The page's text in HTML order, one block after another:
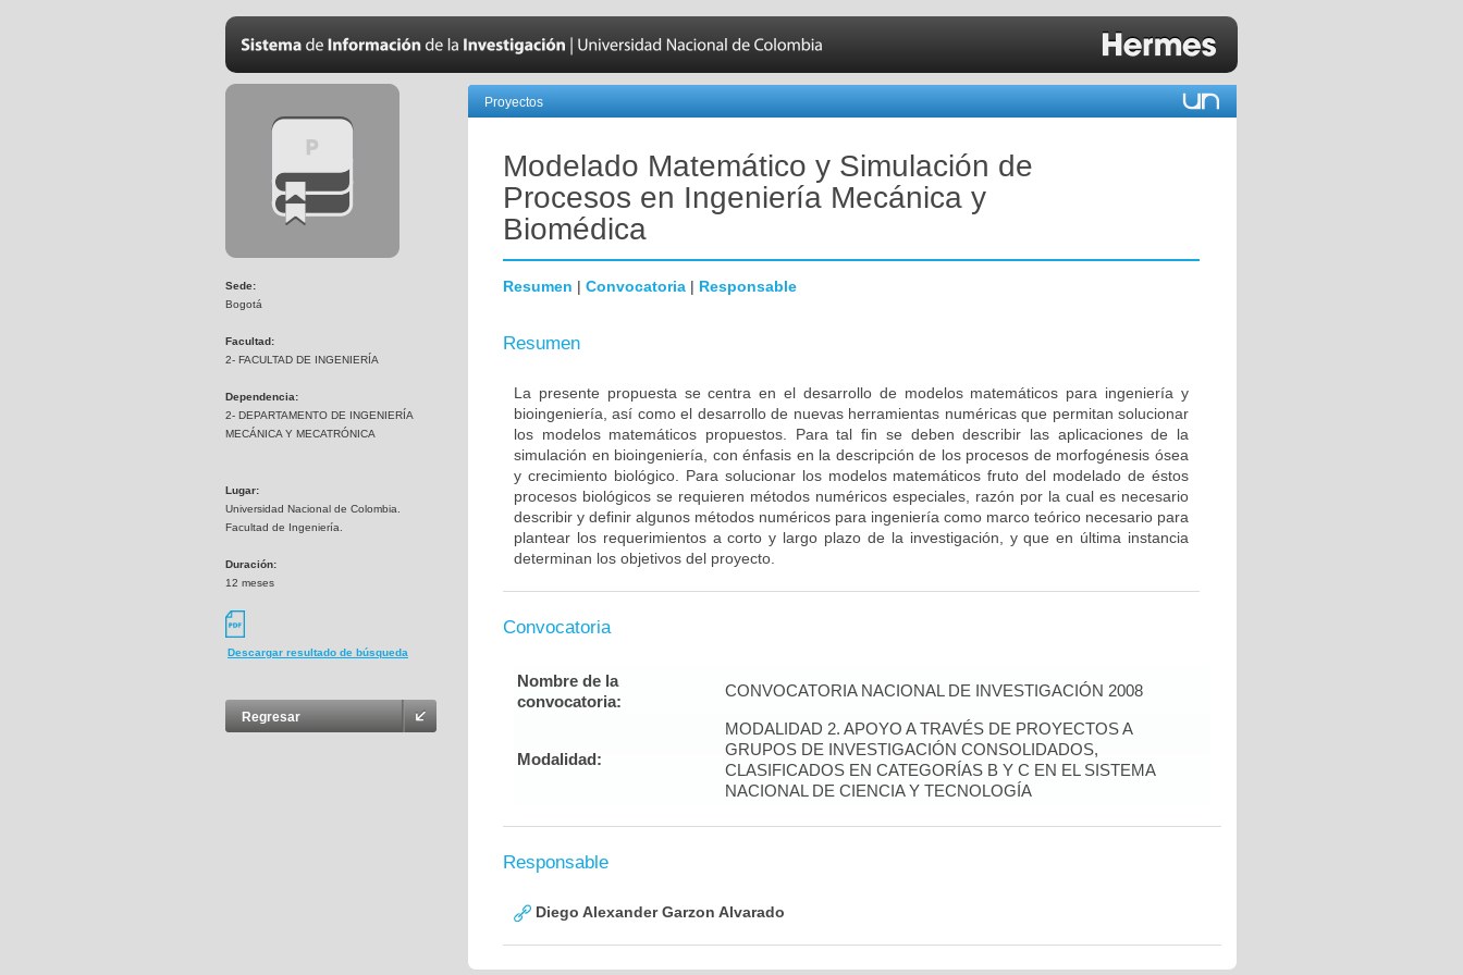
Sede:
Bogotá
Facultad:
2- FACULTAD DE INGENIERÍA
Dependencia:
2- DEPARTAMENTO DE INGENIERÍA
MECÁNICA Y MECATRÓNICA
Lugar:
Universidad Nacional de Colombia.
Facultad de Ingeniería.
Duración:
12 meses
Descargar resultado de búsqueda
Regresar
Proyectos
Modelado Matemático y Simulación de
Procesos en Ingeniería Mecánica y
Biomédica
Resumen | Convocatoria | Responsable
Resumen
La presente propuesta se centra en el desarrollo de modelos matemáticos para ingeniería y
bioingeniería, así como el desarrollo de nuevas herramientas numéricas que permitan solucionar
los modelos matemáticos propuestos. Para tal fin se deben describir las aplicaciones de la
simulación en bioingeniería, con énfasis en la descripción de los procesos de morfogénesis ósea
y crecimiento biológico. Para solucionar los modelos matemáticos fruto del modelado de éstos
procesos biológicos se requieren métodos numéricos especiales, razón por la cual es necesario
describir y definir algunos métodos numéricos para ingeniería como marco teórico necesario para
plantear los requerimientos a corto y largo plazo de la investigación, y que en última instancia
determinan los objetivos del proyecto.
Convocatoria
Nombre de la
convocatoria:
CONVOCATORIA NACIONAL DE INVESTIGACIÓN 2008
Modalidad:
MODALIDAD 2. APOYO A TRAVÉS DE PROYECTOS A
GRUPOS DE INVESTIGACIÓN CONSOLIDADOS,
CLASIFICADOS EN CATEGORÍAS B Y C EN EL SISTEMA
NACIONAL DE CIENCIA Y TECNOLOGÍA
Responsable
Diego Alexander Garzon Alvarado